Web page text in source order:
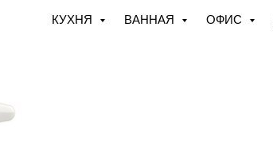
КУХНЯ ВАННАЯ ОФИС